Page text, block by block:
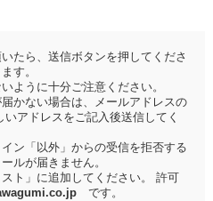
たら、送信ボタンを押してくださ
す。
ように十分ご注意ください。
かない場合は、メールアドレスの
アドレスをご記入後送信してく
ン「以外」からの受信を拒否する
ルが届きません。
ト」に追加してください。 許可
です。